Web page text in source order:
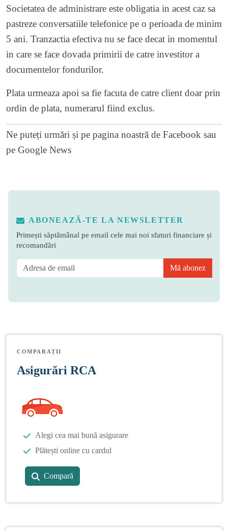
Societatea de administrare este obligatia in acest caz sa
pastreze conversatiile telefonice pe o perioada de minim
5 ani. Tranzactia efectiva nu se face decat in momentul
in care se face dovada primirii de catre investitor a
documentelor fondurilor.
Plata urmeaza apoi sa fie facuta de catre client doar prin
ordin de plata, numerarul fiind exclus.
Ne puteți urmări și pe pagina noastră de Facebook sau
pe Google News
ABONEAZĂ-TE LA NEWSLETTER
Primești săptămânal pe email cele mai noi sfaturi financiare și
recomandări
Mă abonez
COMPARAȚII
Asigurări RCA
Alegi cea mai bună asigurare
Plătești online cu cardul
Compară